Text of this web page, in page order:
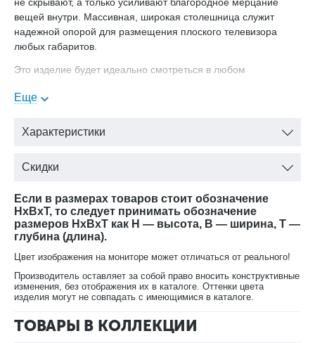
вещей внутри. Массивная, широкая столешница служит
надежной опорой для размещения плоского телевизора
любых габаритов.
Это изделие будет идеально смотреться в любом
Выпускается в пяти вариантах окраски:
лесной орех;
черный;
В нашем интернет-магазине Вы можете купить Тумбу Луи
Филипп ОВ 20.11 в любой расцветке с доставкой
Еще
Характеристики
Скидки
Если в размерах товаров стоит обозначение
HxBxT, то следует принимать обозначение
размеров HxBxT как H — высота, B — ширина, T —
глубина (длина).
Цвет изображения на мониторе может отличаться от реального!
Производитель оставляет за собой право вносить конструктивные
изменения, без отображения их в каталоге. Оттенки цвета
изделия могут не совпадать с имеющимися в каталоге.
ТОВАРЫ В КОЛЛЕКЦИИ